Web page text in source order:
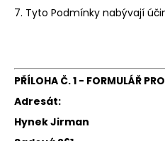
7. Tyto Podmínky nabývají
PŘÍLOHA Č. 1 - FORMULÁŘ
Adresát:
Hynek Jirman